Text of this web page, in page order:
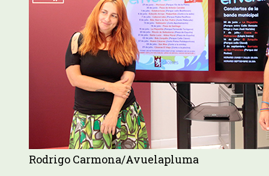
Rodrigo Carmona/Avuelapluma